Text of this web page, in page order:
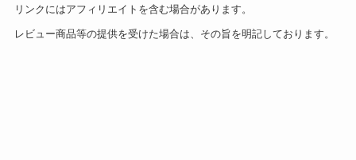
リンクにはアフィリエイトを含む場合があります。
レビュー商品等の提供を受けた場合は、その旨を明記しております。